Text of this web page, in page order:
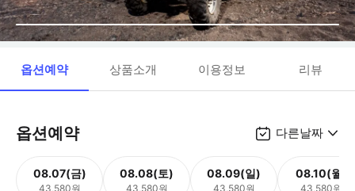
옵션예약 상품소개 이용정보 리뷰
옵션예약 다른날짜
08.07(금)
43,580원
08.08(토)
43,580원
08.09(일)
43,580원
08.10(월)
43,580원